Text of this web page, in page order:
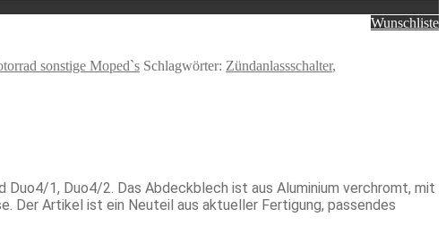
Wunschliste
sonstige Moped`s Schlagwörter: Zündanlassschalter,
Duo4/1, Duo4/2. Das Abdeckblech ist aus Aluminium verchromt, mit
Der Artikel ist ein Neuteil aus aktueller Fertigung, passendes